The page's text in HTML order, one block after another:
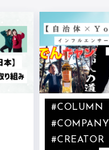
#COLUMN
#COMPANY
#CREATOR